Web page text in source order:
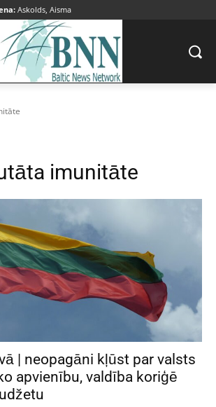
Askolds, Aisma
imunitāte
| neopagāni kļūst par valsts
apvienību, valdība koriģē